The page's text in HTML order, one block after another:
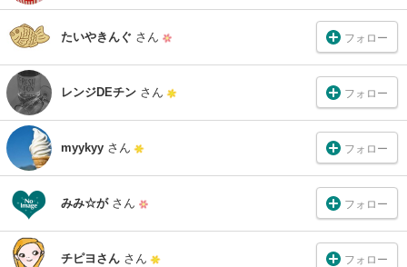
たいやきんぐ さん フォロー
レンジDEチン さん フォロー
myykyy さん フォロー
みみ☆が さん フォロー
チピヨさん さん フォロー